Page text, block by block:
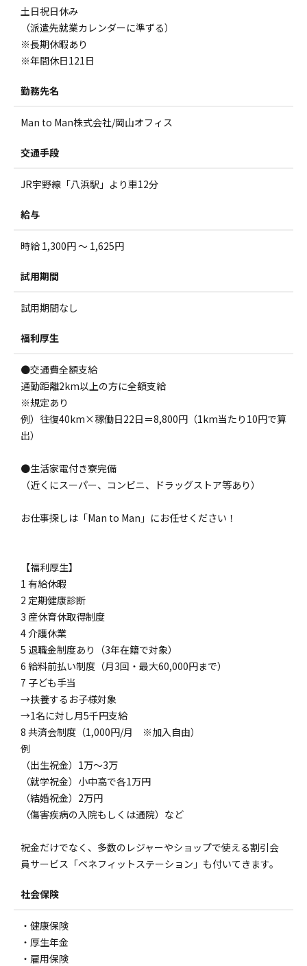
土日祝日休み
（派遣先就業カレンダーに準ずる）
※長期休暇あり
※年間休日121日
勤務先名
Man to Man株式会社/岡山オフィス
交通手段
JR宇野線「八浜駅」より車12分
給与
時給 1,300円 ～ 1,625円
試用期間
試用期間なし
福利厚生
●交通費全額支給
通勤距離2km以上の方に全額支給
※規定あり
例）往復40km×稼働日22日＝8,800円（1km当たり10円で算
出）
●生活家電付き寮完備
（近くにスーパー、コンビニ、ドラッグストア等あり）
お仕事探しは「Man to Man」にお任せください！
【福利厚生】
1 有給休暇
2 定期健康診断
3 産休育休取得制度
4 介護休業
5 退職金制度あり（3年在籍で対象）
6 給料前払い制度（月3回・最大60,000円まで）
7 子ども手当
→扶養するお子様対象
→1名に対し月5千円支給
8 共済会制度（1,000円/月 ※加入自由）
例
（出生祝金）1万～3万
（就学祝金）小中高で各1万円
（結婚祝金）2万円
（傷害疾病の入院もしくは通院）など
祝金だけでなく、多数のレジャーやショップで使える割引会
員サービス「ベネフィットステーション」も付いてきます。
社会保険
・健康保険
・厚生年金
・雇用保険